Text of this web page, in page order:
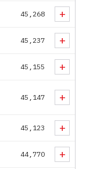
45,268 +
45,237 +
45,155 +
45,147 +
45,123 +
44,770 +